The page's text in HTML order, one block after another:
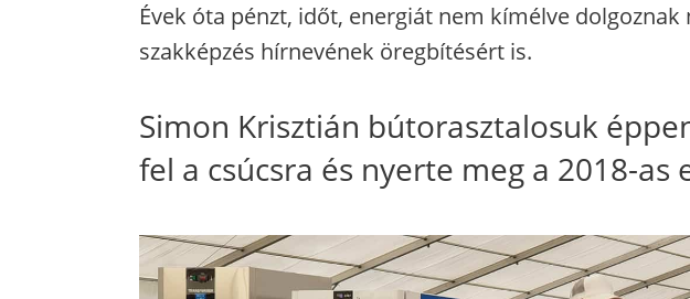
Évek óta pénzt, időt, energiát nem kímélve dolgoznak
szakképzés hírnevének öregbítésért is.
Simon Krisztián bútorasztalosuk
fel a csúcsra és nyerte meg a 2018-as